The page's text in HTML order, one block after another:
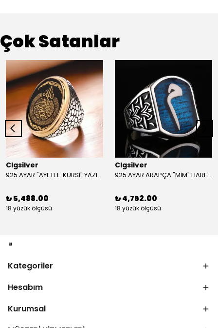
Çok Satanlar
Clgsilver
925 AYAR "AYETEL-KÜRSİ" YAZILI GÜMÜŞ ERKEK YÜZÜK
₺ 5,488.00
18 yüzük ölçüsü
Clgsilver
925 AYAR ARAPÇA "MİM" HARFLİ GÜMÜŞ ERKEK YÜZÜK
₺ 4,762.00
18 yüzük ölçüsü
Kategoriler
Hesabım
Kurumsal